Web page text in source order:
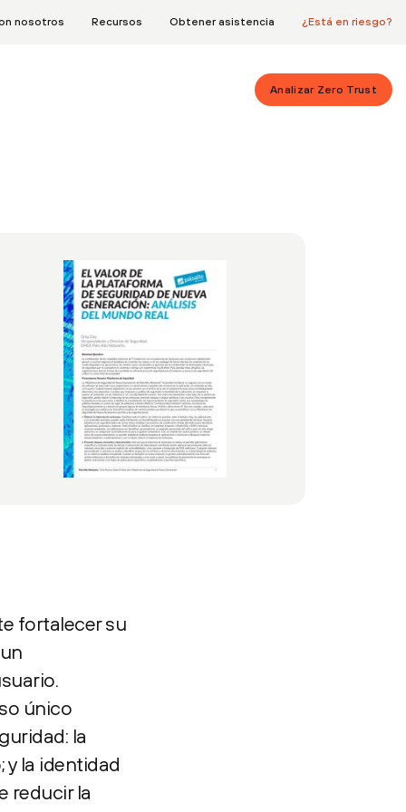
nosotros Recursos Obtener asistencia ¿Está en riesgo?
Analizar Zero Trust
fortalecer su
único
la
y la identidad
reducir la